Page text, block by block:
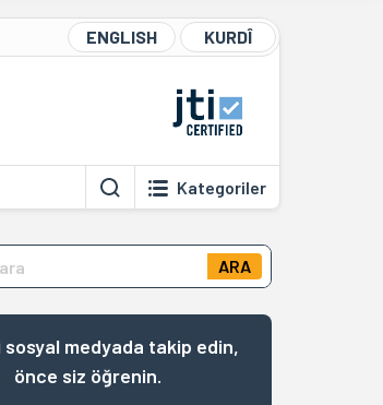
ENGLISH KURDÎ
Kategoriler
ARA
medyada takip edin,
önce siz öğrenin.